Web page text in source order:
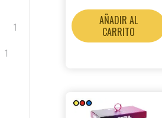
1
1
AÑADIR AL
CARRITO